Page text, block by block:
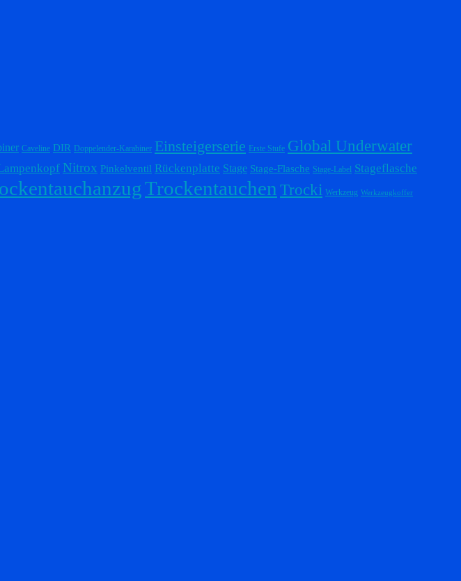
Caveline DIR Doppelender-Karabiner Einsteigerserie Erste Stufe Global Underwater
Nitrox Pinkelventil Rückenplatte Stage Stage-Flasche Stage-Label Stageflasche
Trockentauchen Trocki Werkzeug Werkzeugkoffer